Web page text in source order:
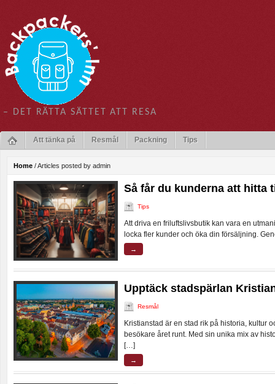
– DET RÄTTA SÄTTET ATT RESA
Att tänka på Resmål Packning Tips
Home /Articles posted by admin
Så får du kunderna att
Tips
Att driva en friluftslivsbutik kan vara en
locka fler kunder och öka din försäljning.
→
Upptäck stadspärlan
Resmål
Kristianstad är en stad rik på historia, kultur
besökare året runt. Med sin unika mix av
[…]
→